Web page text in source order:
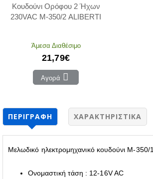
Κουδούνι Ορόφου 2 Ήχων
230VAC M-350/2 ALIBERTI
Άμεσα Διαθέσιμο
21,79€
Αγορά
ΠΕΡΙΓΡΑΦΉ ΧΑΡΑΚΤΗΡΙΣΤΙΚΆ
Μελωδικό ηλεκτρομηχανικό κουδούνι M-350/1
Ονομαστική τάση : 12-16V AC